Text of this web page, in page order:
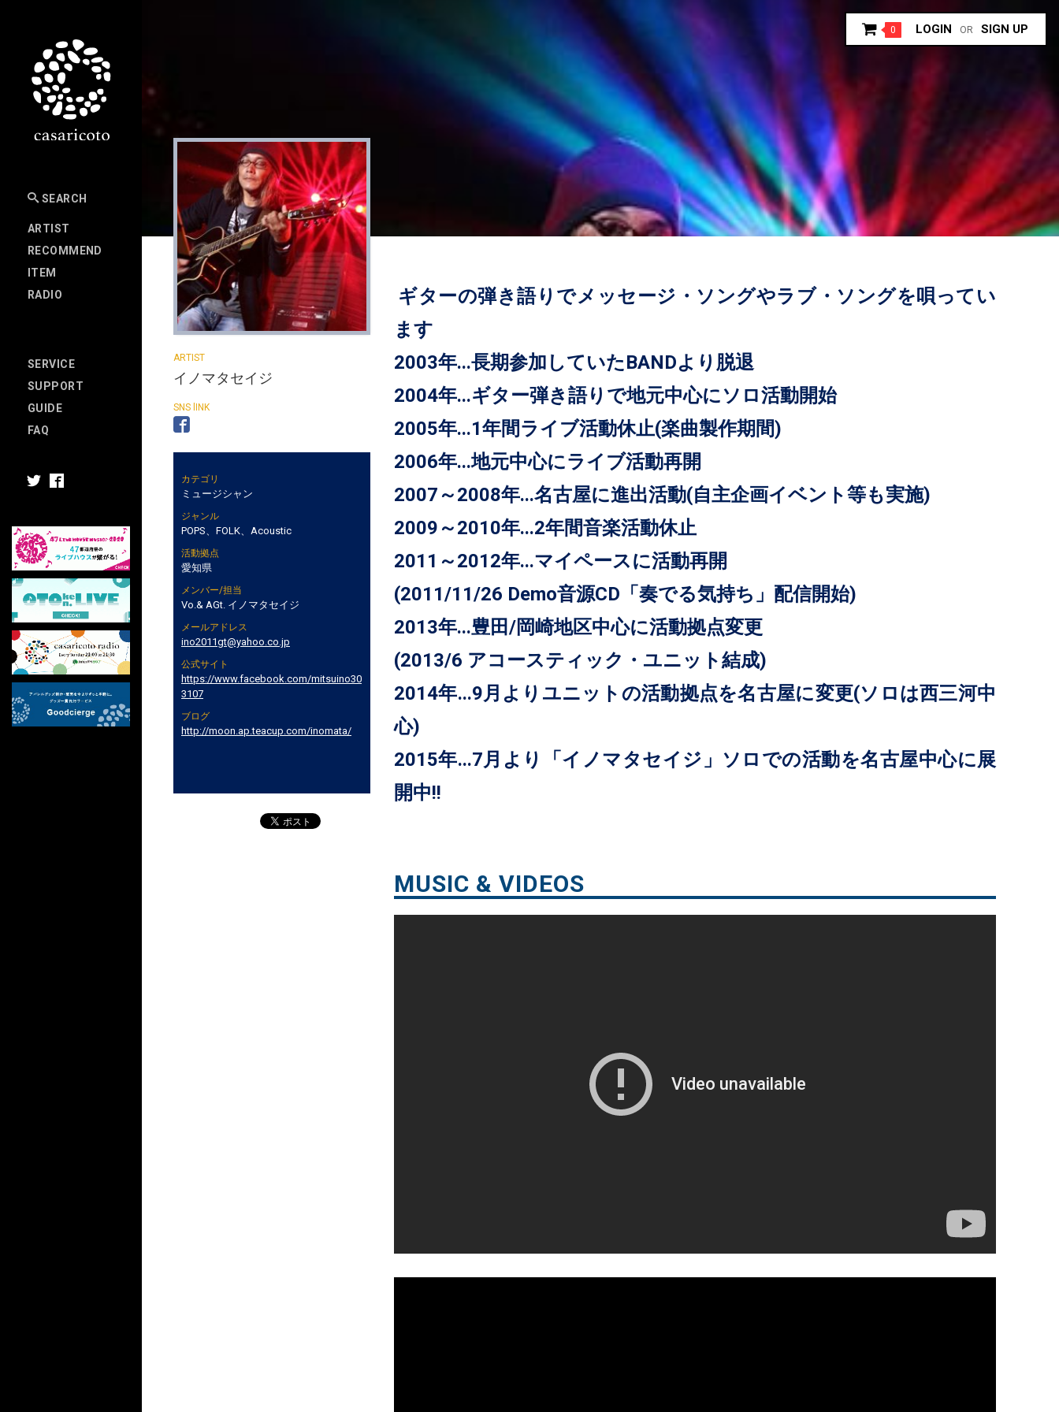
SEARCH
ARTIST
RECOMMEND
ITEM
RADIO
SERVICE
SUPPORT
GUIDE
FAQ
0 LOGIN OR SIGN UP
イノマタセイジ
カテゴリ
ミュージシャン
ジャンル
POPS、FOLK、Acoustic
活動拠点
愛知県
メンバー/担当
Vo.& AGt. イノマタセイジ
メールアドレス
ino2011gt@yahoo.co.jp
公式サイト
https://www.facebook.com/mitsuino30
3107
ブログ
http://moon.ap.teacup.com/inomata/
ギターの弾き語りでメッセージ・ソングやラブ・ソングを唄ってい
ます
2003年...長期参加していたBANDより脱退
2004年...ギター弾き語りで地元中心にソロ活動開始
2005年...1年間ライブ活動休止(楽曲製作期間)
2006年...地元中心にライブ活動再開
2007～2008年...名古屋に進出活動(自主企画イベント等も実施)
2009～2010年...2年間音楽活動休止
2011～2012年...マイペースに活動再開
(2011/11/26 Demo音源CD「奏でる気持ち」配信開始)
2013年...豊田/岡崎地区中心に活動拠点変更
(2013/6 アコースティック・ユニット結成)
2014年...9月よりユニットの活動拠点を名古屋に変更(ソロは西三河中
心)
2015年...7月より「イノマタセイジ」ソロでの活動を名古屋中心に展
開中!!
MUSIC & VIDEOS